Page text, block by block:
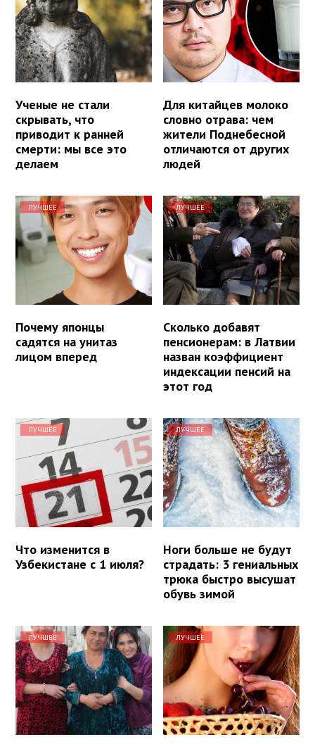
Ученые не стали
скрывать, что
приводит к ранней
смерти: мы все это
делаем
Для китайцев молоко
словно отрава: чем
жители Поднебесной
отличаются от других
людей
ЛУЧШЕЕ
Почему японцы
садятся на унитаз
лицом вперед
ЛУЧШЕЕ
Сколько добавят
пенсионерам: в Латвии
назван коэффициент
индексации пенсий на
этот год
ЛУЧШЕЕ
Что изменится в
Узбекистане с 1 июля?
ЛУЧШЕЕ
Ноги больше не будут
страдать: 3 гениальных
трюка быстро высушат
обувь зимой
ЛУЧШЕЕ ЛУЧШЕЕ